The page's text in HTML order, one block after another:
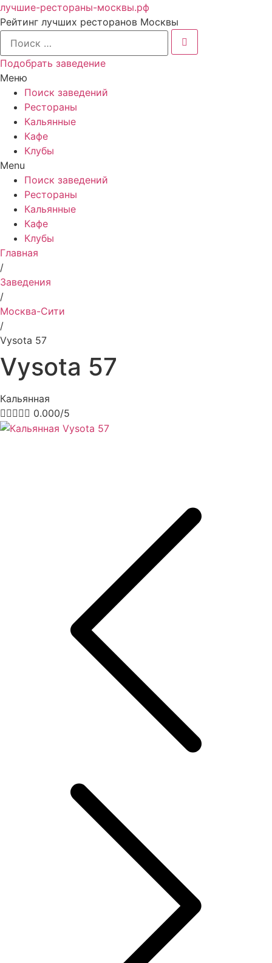
лучшие-рестораны-москвы.рф
Рейтинг лучших ресторанов Москвы
Подобрать заведение
Меню
Поиск заведений
Рестораны
Кальянные
Кафе
Клубы
Menu
Поиск заведений
Рестораны
Кальянные
Кафе
Клубы
Главная
/
Заведения
/
Москва-Сити
/
Vysota 57
Vysota 57
Кальянная
 0.000/5